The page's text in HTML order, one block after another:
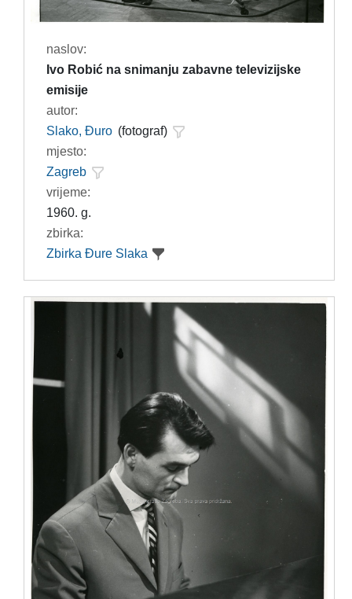
naslov:
Ivo Robić na snimanju zabavne televizijske
emisije
autor:
Slako, Đuro (fotograf)
mjesto:
Zagreb
vrijeme:
1960. g.
zbirka:
Zbirka Đure Slaka